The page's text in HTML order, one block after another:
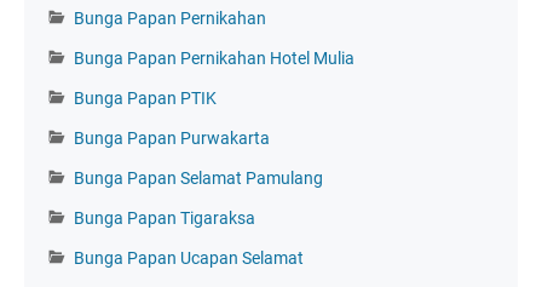
Bunga Papan Pernikahan
Bunga Papan Pernikahan Hotel Mulia
Bunga Papan PTIK
Bunga Papan Purwakarta
Bunga Papan Selamat Pamulang
Bunga Papan Tigaraksa
Bunga Papan Ucapan Selamat